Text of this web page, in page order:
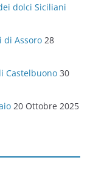
dolci Siciliani
di Assoro 28
Castelbuono 30
20 Ottobre 2025